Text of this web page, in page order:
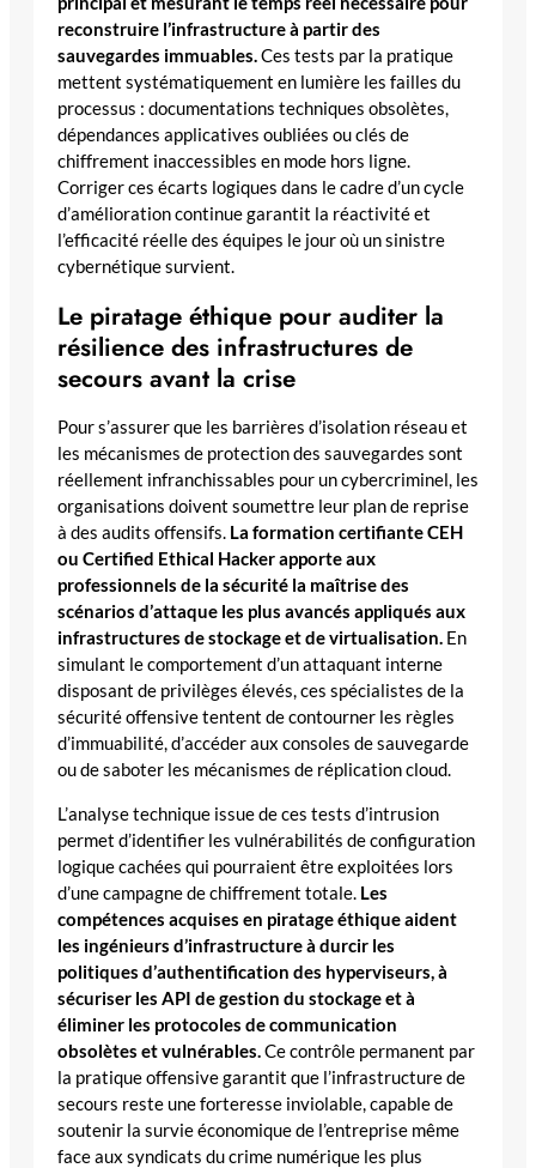
reconstruire l’infrastructure à partir des
sauvegardes immuables.Ces tests par la pratique
mettent systématiquement en lumière les failles du
processus : documentations techniques obsolètes,
dépendances applicatives oubliées ou clés de
chiffrement inaccessibles en mode hors ligne.
Corriger ces écarts logiques dans le cadre d’un cycle
d’amélioration continue garantit la réactivité et
l’efficacité réelle des équipes le jour où un sinistre
cybernétique survient.
Le piratage éthique pour auditer la
résilience des infrastructures de
secours avant la crise
Pour s’assurer que les barrières d’isolation réseau et
les mécanismes de protection des sauvegardes sont
réellement infranchissables pour un cybercriminel, les
organisations doivent soumettre leur plan de reprise
à des audits offensifs. La formation certifiante CEH
ou Certified Ethical Hacker apporte aux
professionnels de la sécurité la maîtrise des
scénarios d’attaque les plus avancés appliqués aux
infrastructures de stockage et de virtualisation. En
simulant le comportement d’un attaquant interne
disposant de privilèges élevés, ces spécialistes de la
sécurité offensive tentent de contourner les règles
d’immuabilité, d’accéder aux consoles de sauvegarde
ou de saboter les mécanismes de réplication cloud.
L’analyse technique issue de ces tests d’intrusion
permet d’identifier les vulnérabilités de configuration
logique cachées qui pourraient être exploitées lors
d’une campagne de chiffrement totale. Les
compétences acquises en piratage éthique aident
les ingénieurs d’infrastructure à durcir les
politiques d’authentification des hyperviseurs, à
sécuriser les API de gestion du stockage et à
éliminer les protocoles de communication
obsolètes et vulnérables.Ce contrôle permanent par
la pratique offensive garantit que l’infrastructure de
secours reste une forteresse inviolable, capable de
soutenir la survie économique de l’entreprise même
face aux syndicats du crime numérique les plus